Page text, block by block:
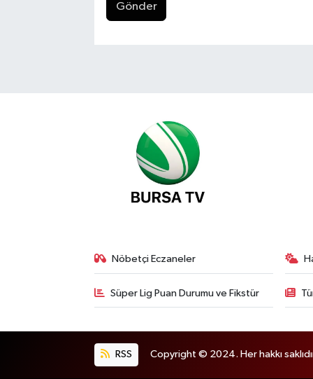
Gönder
Nöbetçi Eczaneler
Süper Lig Puan Durumu ve Fikstür
RSS Copyright © 2024. Her hakkı